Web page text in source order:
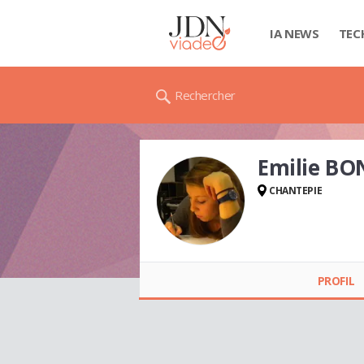
IA NEWS
Rechercher
Emilie
CHANTEPIE
PROFIL